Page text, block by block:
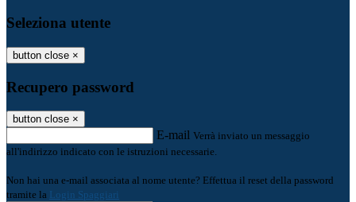
Seleziona utente
button close ×
Recupero password
button close ×
E-mail Verrà inviato un messaggio
all'indirizzo indicato con le istruzioni necessarie.
Non hai una e-mail associata al nome utente? Effettua il reset della password
tramite la Login Spaggiari